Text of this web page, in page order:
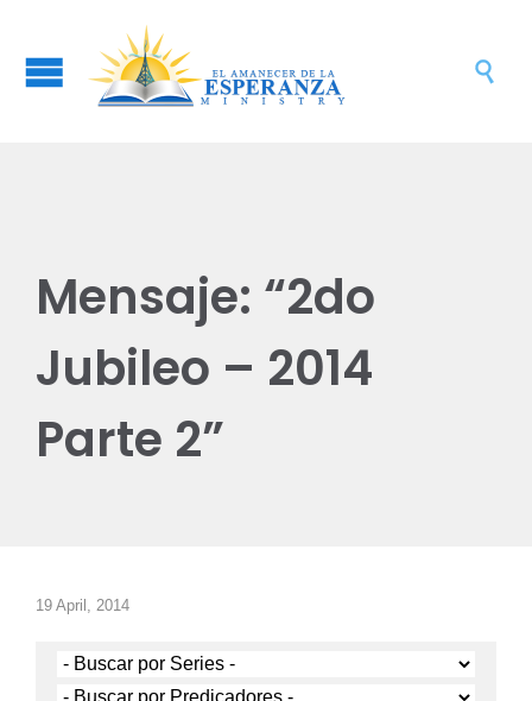

Mensaje: “2do
Jubileo – 2014
Parte 2”
19 April, 2014